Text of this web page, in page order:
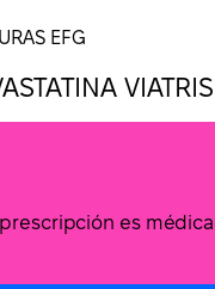
EFG
es